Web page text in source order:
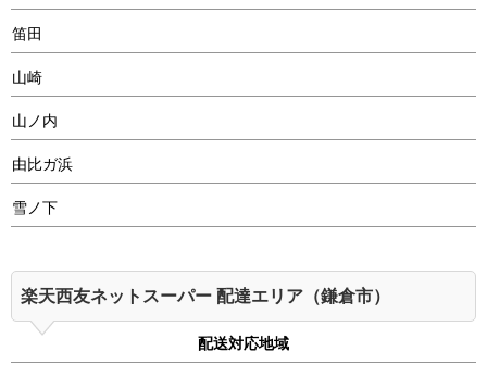
笛田
山崎
山ノ内
由比ガ浜
雪ノ下
楽天西友ネットスーパー 配達エリア（鎌倉市）
配送対応地域